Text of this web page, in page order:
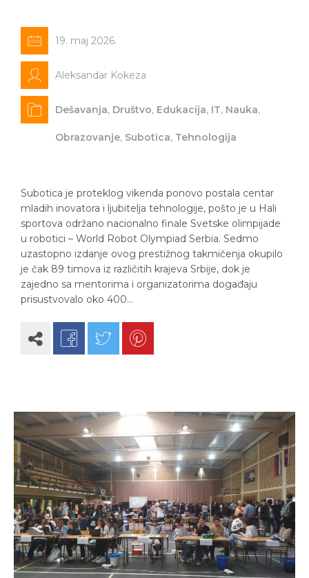
19. maj 2026.
Aleksandar Kokeza
Dešavanja, Društvo, Edukacija, IT, Nauka,
Obrazovanje, Subotica, Tehnologija
Subotica je proteklog vikenda ponovo postala centar
mladih inovatora i ljubitelja tehnologije, pošto je u Hali
sportova održano nacionalno finale Svetske olimpijade
u robotici – World Robot Olympiad Serbia. Sedmo
uzastopno izdanje ovog prestižnog takmičenja okupilo
je čak 89 timova iz različitih krajeva Srbije, dok je
zajedno sa mentorima i organizatorima događaju
prisustvovalo oko 400…